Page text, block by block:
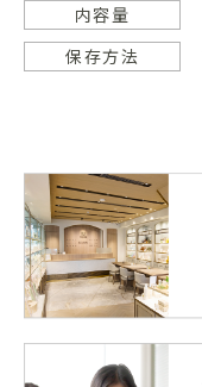
内容量
保存方法